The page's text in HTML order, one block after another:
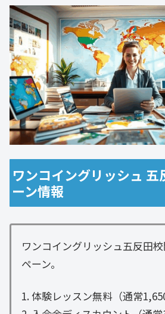
ワンコイングリッシュ
ーン情報
ワンコイングリッシュ五反田
ペーン。
1. 体験レッスン無料（通常